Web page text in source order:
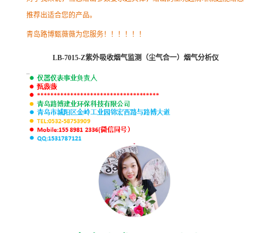
推荐出适合您的产品。
青岛路博甄薇薇为您服务！！！！！！
LB-7015-Z紫外吸收烟气监测（尘气合一）烟气分析仪